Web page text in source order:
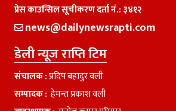
प्रेस काउन्सिल सूचीकरण दर्ता नं.: ३४१२
news@dailynewsrapti.com
डेली न्यूज राप्ति टिम
संचालक :प्रदिप बहादुर वली
सम्पादक : हेमन्त प्रकाश वली